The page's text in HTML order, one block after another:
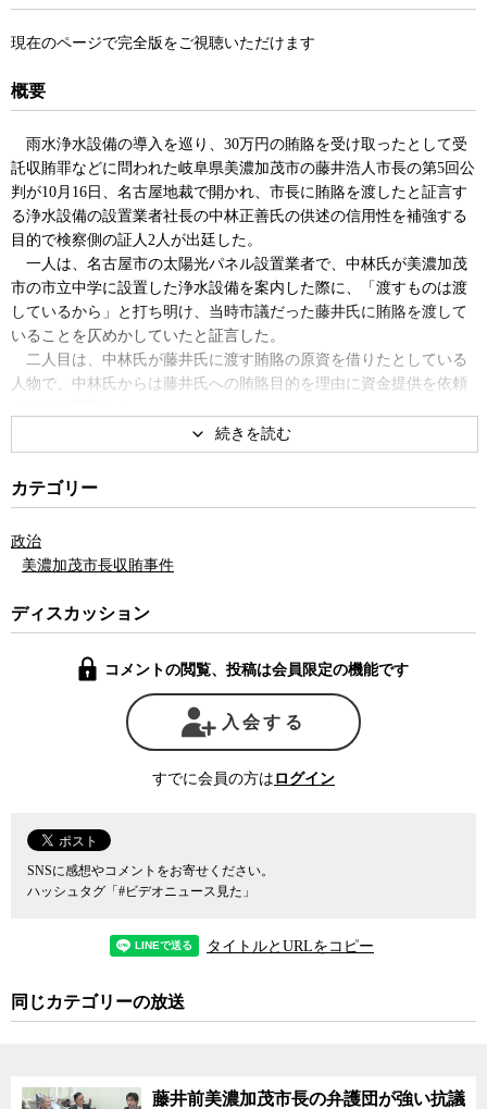
現在のページで完全版をご視聴いただけます
概要
雨水浄水設備の導入を巡り、30万円の賄賂を受け取ったとして受
託収賄罪などに問われた岐阜県美濃加茂市の藤井浩人市長の第5回公
判が10月16日、名古屋地裁で開かれ、市長に賄賂を渡したと証言す
る浄水設備の設置業者社長の中林正善氏の供述の信用性を補強する
目的で検察側の証人2人が出廷した。
一人は、名古屋市の太陽光パネル設置業者で、中林氏が美濃加茂
市の市立中学に設置した浄水設備を案内した際に、「渡すものは渡
しているから」と打ち明け、当時市議だった藤井氏に賄賂を渡して
いることを仄めかしていたと証言した。
二人目は、中林氏が藤井氏に渡す賄賂の原資を借りたとしている
人物で、中林氏からは藤井氏への賄賂目的を理由に資金提供を依頼
藤井氏の主任弁護人の郷原信郎弁護士は公判後の記者会見で、
「あのような証言で中林証言を補強しようと考えること自体が無茶
苦茶。よほど証拠がなく、検察官が困り果てた末に苦し紛れの証人
尋問を2つやっただけと考えている」と検察証人の妥当性に疑問を示
カテゴリー
政治
美濃加茂市長収賄事件
ディスカッション
コメントの閲覧、投稿は会員限定の機能です
入会する
すでに会員の方は ログイン
SNSに感想やコメントをお寄せください。
ハッシュタグ「#ビデオニュース見た」
タイトルとURLをコピー
同じカテゴリーの放送
藤井前美濃加茂市長の弁護団が強い抗議